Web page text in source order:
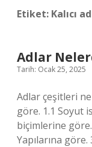
Etiket: Kalıcı
Adlar
Tarih: Ocak 25, 2025
Adlar çeşitleri
göre. 1.1 Soyut
biçimlerine
Yapılarına